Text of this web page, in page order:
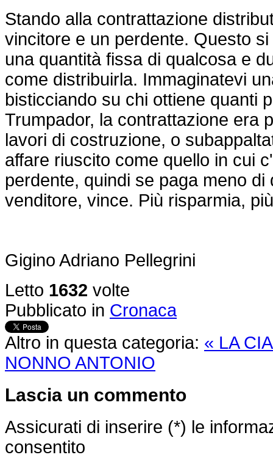
Stando alla contrattazione
vincitore e un perdente. Questo
una quantità fissa di qualcosa e
come distribuirla. Immaginatevi
bisticciando su chi ottiene quanti
Trumpador, la contrattazione era
lavori di costruzione, o
affare riuscito come quello in cui
perdente, quindi se paga meno di
venditore, vince. Più risparmia,
Gigino Adriano Pellegrini
Letto 1632 volte
Pubblicato in Cronaca
Altro in questa categoria: « LA
NONNO ANTONIO
Lascia un commento
Assicurati di inserire (*) le
consentito